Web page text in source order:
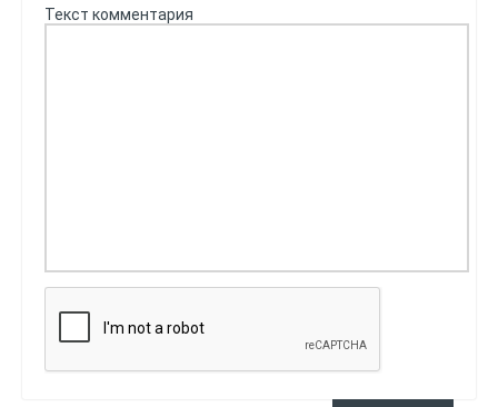
Текст комментария